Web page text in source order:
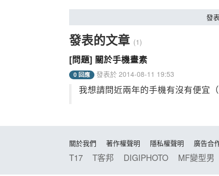
發
發表的文章 (1)
[問題] 關於手機畫素
0 回應 發表於 2014-08-11 19:53
我想請問近兩年的手機有沒有便宜
關於我們 著作權聲明 隱私權聲明 廣告合
T17 T客邦 DIGIPHOTO MF變型男